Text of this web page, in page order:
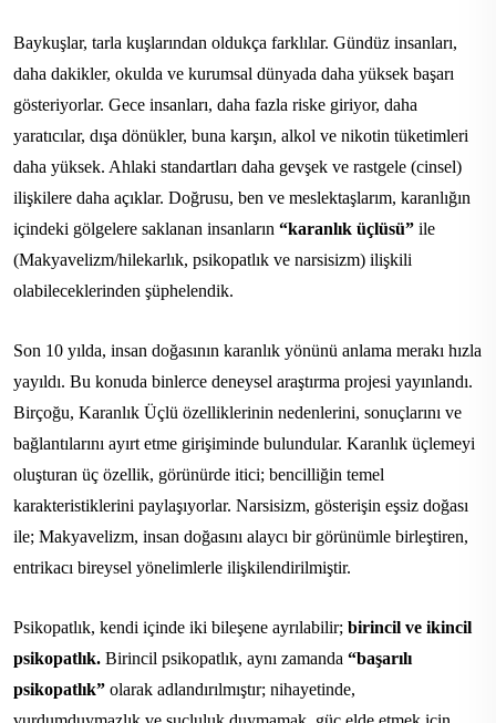
Baykuşlar, tarla kuşlarından oldukça farklılar. Gündüz insanları,
daha dakikler, okulda ve kurumsal dünyada daha yüksek başarı
gösteriyorlar. Gece insanları, daha fazla riske giriyor, daha
yaratıcılar, dışa dönükler, buna karşın, alkol ve nikotin tüketimleri
daha yüksek. Ahlaki standartları daha gevşek ve rastgele (cinsel)
ilişkilere daha açıklar. Doğrusu, ben ve meslektaşlarım, karanlığın
içindeki gölgelere saklanan insanların “karanlık üçlüsü” ile
(Makyavelizm/hilekarlık, psikopatlık ve narsisizm) ilişkili
olabileceklerinden şüphelendik.
Son 10 yılda, insan doğasının karanlık yönünü anlama merakı hızla
yayıldı. Bu konuda binlerce deneysel araştırma projesi yayınlandı.
Birçoğu, Karanlık Üçlü özelliklerinin nedenlerini, sonuçlarını ve
bağlantılarını ayırt etme girişiminde bulundular. Karanlık üçlemeyi
oluşturan üç özellik, görünürde itici; bencilliğin temel
karakteristiklerini paylaşıyorlar. Narsisizm, gösterişin eşsiz doğası
ile; Makyavelizm, insan doğasını alaycı bir görünümle birleştiren,
entrikacı bireysel yönelimlerle ilişkilendirilmiştir.
Psikopatlık, kendi içinde iki bileşene ayrılabilir; birincil ve ikincil
psikopatlık. Birincil psikopatlık, aynı zamanda “başarılı
psikopatlık” olarak adlandırılmıştır; nihayetinde,